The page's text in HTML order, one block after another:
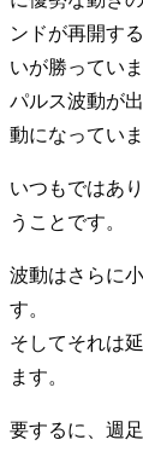
ンドが再開す
いが勝ってい
パルス波動が
動になっていま
いつもではあ
うことです。
波動はさらに
す。
そしてそれは
ます。
要するに、週